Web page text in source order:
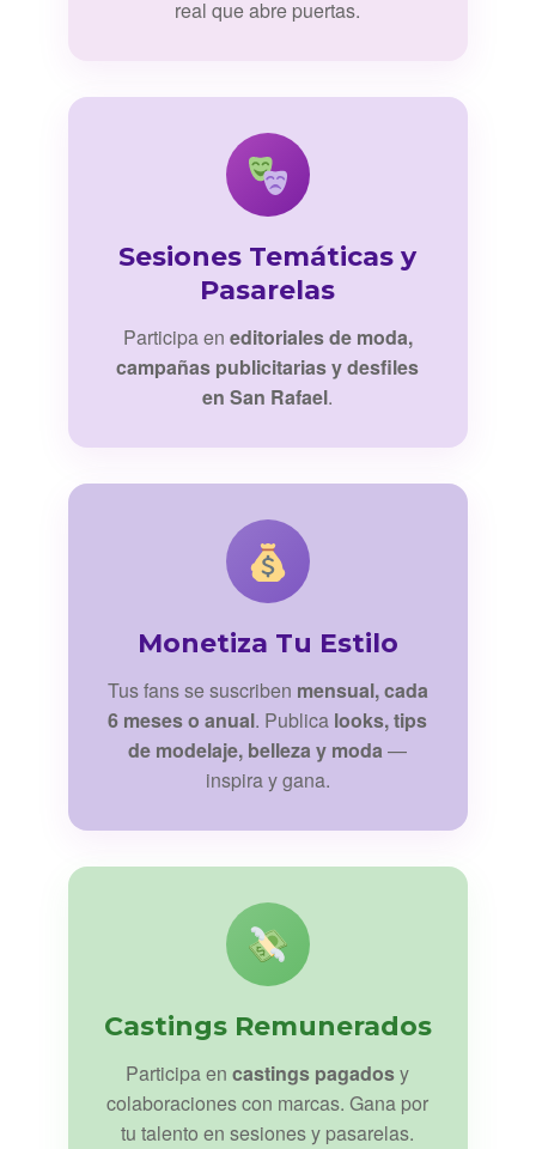
real que abre puertas.
Sesiones Temáticas y
Pasarelas
Participa en editoriales de moda,
campañas publicitarias y desfiles
en San Rafael.
Monetiza Tu Estilo
Tus fans se suscriben mensual, cada
6 meses o anual. Publica looks, tips
de modelaje, belleza y moda—
inspira y gana.
Castings Remunerados
Participa encastings pagadosy
colaboraciones con marcas. Gana por
tu talento en sesiones y pasarelas.